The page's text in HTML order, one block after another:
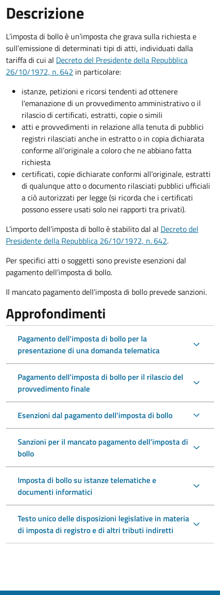
Descrizione
L’imposta di bollo è un’imposta che grava sulla richiesta e
sull’emissione di determinati tipi di atti, individuati dalla
tariffa di cui al Decreto del Presidente della Repubblica
26/10/1972, n. 642 in particolare:
istanze, petizioni e ricorsi tendenti ad ottenere
l'emanazione di un provvedimento amministrativo o il
rilascio di certificati, estratti, copie o simili
atti e provvedimenti in relazione alla tenuta di pubblici
registri rilasciati anche in estratto o in copia dichiarata
conforme all’originale a coloro che ne abbiano fatta
richiesta
certificati, copie dichiarate conformi all'originale, estratti
di qualunque atto o documento rilasciati pubblici ufficiali
a ciò autorizzati per legge (si ricorda che i certificati
possono essere usati solo nei rapporti tra privati).
L’importo dell’imposta di bollo è stabilito dal al Decreto del
Presidente della Repubblica 26/10/1972, n. 642.
Per specifici atti o soggetti sono previste esenzioni dal
pagamento dell’imposta di bollo.
Il mancato pagamento dell’imposta di bollo prevede sanzioni.
Approfondimenti
Pagamento dell'imposta di bollo per la
presentazione di una domanda telematica
Pagamento dell'imposta di bollo per il rilascio del
provvedimento finale
Esenzioni dal pagamento dell'imposta di bollo
Sanzioni per il mancato pagamento dell’imposta di
bollo
Imposta di bollo su istanze telematiche e
documenti informatici
Testo unico delle disposizioni legislative in materia
di imposta di registro e di altri tributi indiretti